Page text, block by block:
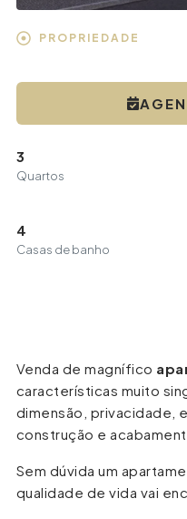
PROPRIEDADE
3
Quartos
4
Casas de banho
Venda de magnífico
características muito
dimensão, privacidade,
construção e
Sem dúvida um
qualidade de vida vai